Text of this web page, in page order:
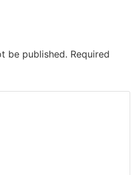
be published. Required